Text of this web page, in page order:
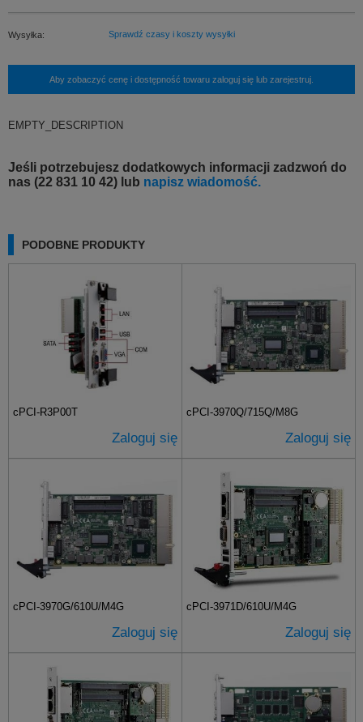
Wysyłka: Sprawdź czasy i koszty wysyłki
Aby zobaczyć cenę i dostępność towaru zaloguj się lub zarejestruj.
EMPTY_DESCRIPTION
Jeśli potrzebujesz dodatkowych informacji zadzwoń do
nas (22 831 10 42) lub napisz wiadomość.
PODOBNE PRODUKTY
cPCI-R3P00T
Zaloguj się
cPCI-3970Q/715Q/M8G
Zaloguj się
cPCI-3970G/610U/M4G
Zaloguj się
cPCI-3971D/610U/M4G
Zaloguj się